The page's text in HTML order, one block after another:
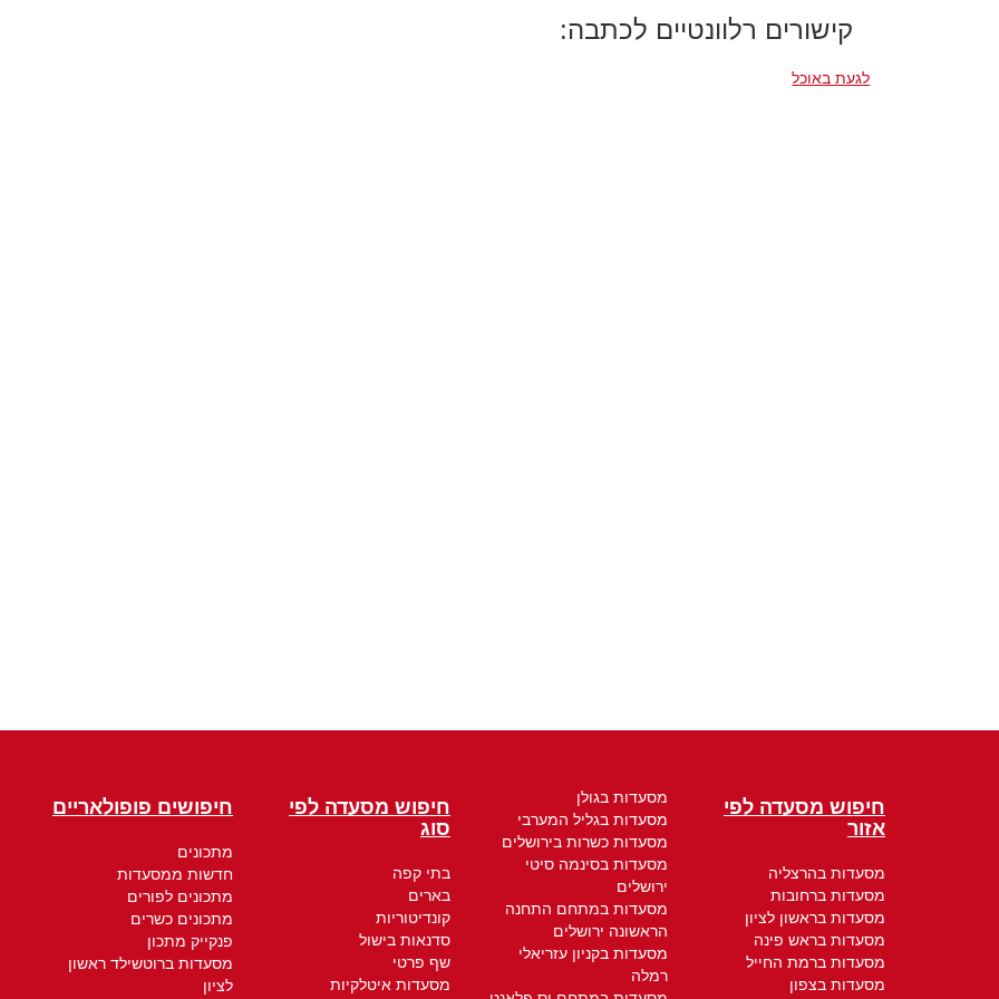
קישורים רלוונטיים לכתבה:
לגעת באוכל
חיפוש מסעדה לפי
אזור
מסעדות בהרצליה
מסעדות ברחובות
מסעדות בראשון לציון
מסעדות בראש פינה
מסעדות ברמת החייל
מסעדות בצפון
מסעדות בגולן
מסעדות בגליל המערבי
מסעדות כשרות בירושלים
מסעדות בסינמה סיטי
ירושלים
מסעדות במתחם התחנה
הראשונה ירושלים
מסעדות בקניון עזריאלי
רמלה
חיפוש מסעדה לפי
סוג
בתי קפה
בארים
קונדיטוריות
סדנאות בישול
שף פרטי
מסעדות איטלקיות
חיפושים פופולאריים
מתכונים
חדשות ממסעדות
מתכונים לפורים
מתכונים כשרים
פנקייק מתכון
מסעדות ברוטשילד ראשון
לציון